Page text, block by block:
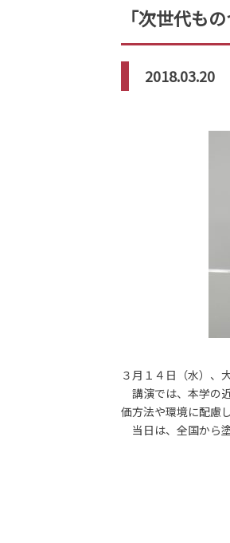
「次世代も
2018.03.20
３月１４日（水）、
講演では、本学の
価方法や環境に配慮
当日は、全国から